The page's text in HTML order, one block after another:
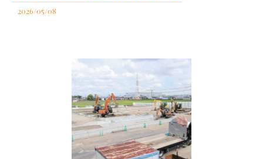
2026/05/08